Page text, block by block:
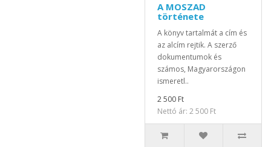
A MOSZAD
története
A könyv tartalmát a cím és
az alcím rejtik. A szerző
dokumentumok és
számos, Magyarországon
ismeretl..
2 500 Ft
Nettó ár: 2 500 Ft